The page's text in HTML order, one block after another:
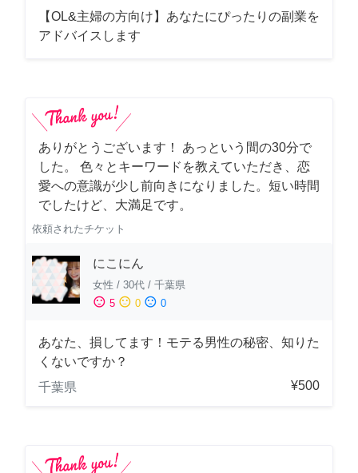
【OL&主婦の方向け】あなたにぴったりの副業を
アドバイスします
ありがとうございます！ あっという間の30分で
した。 色々とキーワードを教えていただき、恋
愛への意識が少し前向きになりました。短い時間
でしたけど、大満足です。
依頼されたチケット
にこにん
女性 / 30代 / 千葉県
sentiment_satisfied 5 sentiment_neutral 0 sentiment_dissatisfied 0
あなた、損してます！モテる男性の秘密、知りた
くないですか？
千葉県
¥500